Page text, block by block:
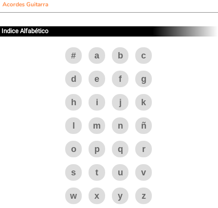
Acordes Guitarra
Indice Alfabético
# a b c
d e f g
h i j k
m n ñ
o p q r
s t u v
w x y z